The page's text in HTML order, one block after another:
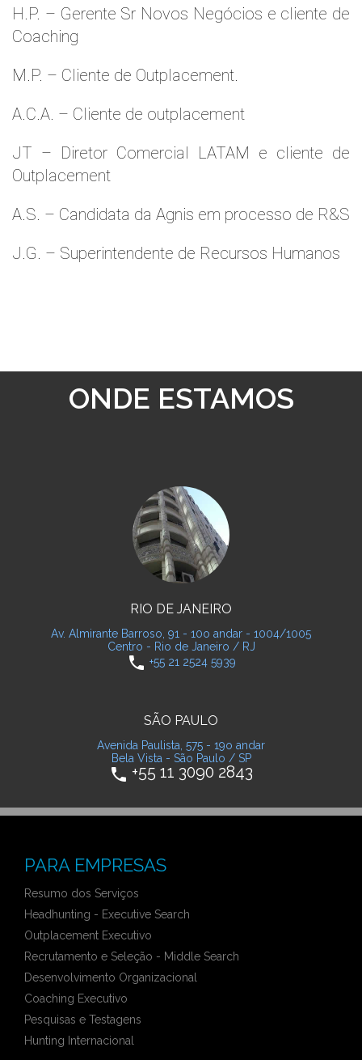
H.P. – Gerente Sr Novos Negócios e cliente de
Coaching
M.P. – Cliente de Outplacement.
A.C.A. – Cliente de outplacement
JT – Diretor Comercial LATAM e cliente de
Outplacement
A.S. – Candidata da Agnis em processo de R&S
J.G. – Superintendente de Recursos Humanos
ONDE ESTAMOS
RIO DE JANEIRO
Av. Almirante Barroso, 91 - 10o andar - 1004/1005
Centro - Rio de Janeiro / RJ
phone +55 21 2524 5939
SÃO PAULO
Avenida Paulista, 575 - 19o andar
Bela Vista - São Paulo / SP
phone +55 11 3090 2843
PARA EMPRESAS
Resumo dos Serviços
Headhunting - Executive Search
Outplacement Executivo
Recrutamento e Seleção - Middle Search
Desenvolvimento Organizacional
Coaching Executivo
Pesquisas e Testagens
Hunting Internacional